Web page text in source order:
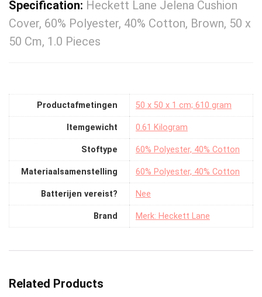
Specification: Heckett Lane Jelena Cushion
Cover, 60% Polyester, 40% Cotton, Brown, 50 x
50 Cm, 1.0 Pieces
Productafmetingen ‎50 x 50 x 1 cm; 610 gram
Itemgewicht ‎0.61 Kilogram
Stoftype ‎60% Polyester, 40% Cotton
Materiaalsamenstelling ‎60% Polyester, 40% Cotton
Batterijen vereist? ‎Nee
Brand Merk: Heckett Lane
Related Products